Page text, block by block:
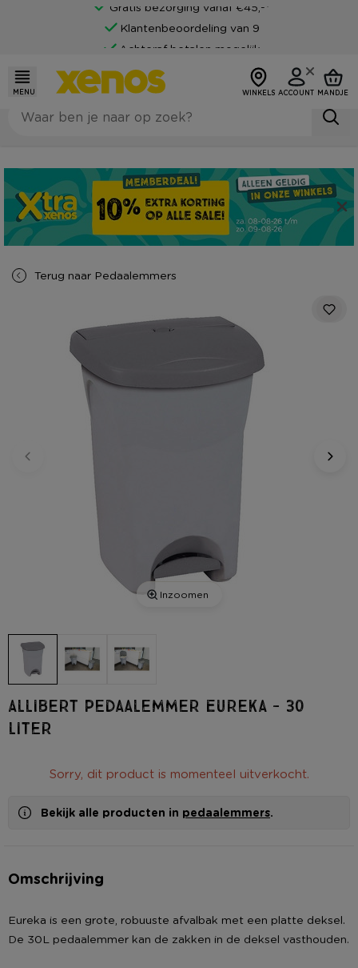
Gratis bezorging vanaf €45,-*
Klantenbeoordeling van 9
Achteraf betalen mogelijk
MENU WINKELS ACCOUNT MANDJE
Terug naar Pedaalemmers
Inzoomen
Allibert Pedaalemmer Eureka - 30
liter
Sorry, dit product is momenteel uitverkocht.
Bekijk alle producten in pedaalemmers.
Omschrijving
Eureka is een grote, robuuste afvalbak met een platte deksel.
De 30L pedaalemmer kan de zakken in de deksel vasthouden.